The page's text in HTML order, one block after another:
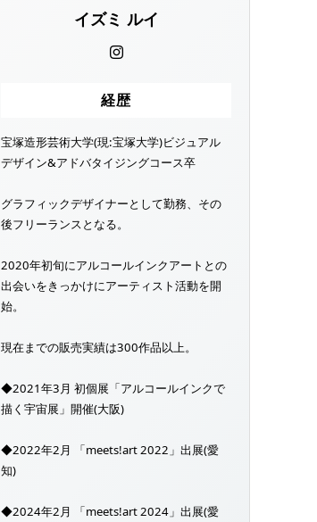
イズミ ルイ
経歴
宝塚造形芸術大学(現:宝塚大学)ビジュアル
デザイン&アドバタイジングコース卒
グラフィックデザイナーとして勤務、その
後フリーランスとなる。
2020年初旬にアルコールインクアートとの
出会いをきっかけにアーティスト活動を開
始。
現在までの販売実績は300作品以上。
◆2021年3月 初個展「アルコールインクで
描く宇宙展」開催(大阪)
◆2022年2月 「meets!art 2022」出展(愛
知)
◆2024年2月 「meets!art 2024」出展(愛